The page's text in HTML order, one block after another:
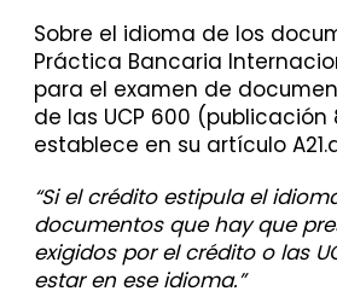
Sobre el idioma de los
Práctica Bancaria
para el examen de
de las UCP 600 (publicación
establece en su artículo
“Si el crédito estipula el
documentos que hay que
exigidos por el crédito o las
estar en ese idioma.”